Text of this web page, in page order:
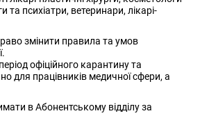
та психіатри, ветеринари, лікарі-
змінити правила та умов
офіційного карантину та
для працівників медичної сфери, а
в Абонентському відділу за